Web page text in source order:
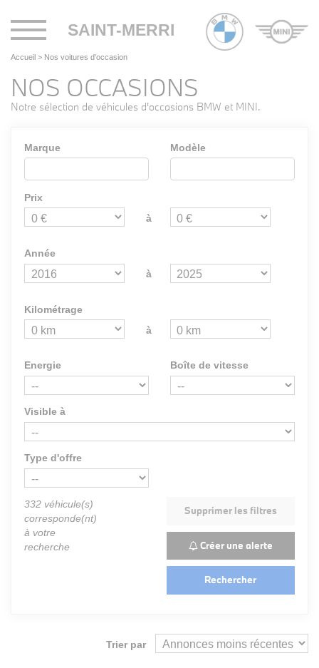
SAINT-MERRI
Toggle
navigation
Accueil > Nos voitures d'occasion
NOS OCCASIONS
Notre sélection de véhicules d'occasions BMW et MINI.
Marque Modèle
Prix
à
Année
à
Kilométrage
à
Energie Boîte de vitesse
Visible à
Type d'offre
332 véhicule(s)
corresponde(nt)
à votre
recherche
Supprimer les filtres
Créer une alerte
Rechercher
Trier par